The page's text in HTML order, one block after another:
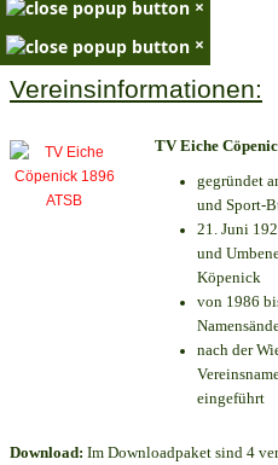
×
×
Vereinsinformationen:
TV Eiche
gegründet
und Sport-
21. Juni
und
Köpenick
von 1986
nach der
eingeführt
Download: Im Downloadpaket sind 4